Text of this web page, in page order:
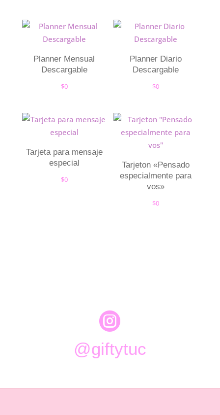
Planner Mensual
Descargable
$0
Planner Diario
Descargable
$0
Tarjeta para mensaje
especial
$0
Tarjeton «Pensado
especialmente para
vos»
$0

@giftytuc